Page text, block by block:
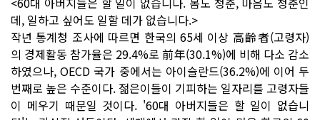
데, 일하고 싶어도 일할 데가 없습니다.>
작년 통계청 조사에 따르면 한국의 65세 이상 高齡者(고령자)
의 경제활동 참가율은 29.4%로 前年(30.1%)에 비해 다소 감소
하였으나, OECD 국가 중에서는 아이슬란드(36.2%)에 이어 두
번째로 높은 수준이다. 젊은이들이 기피하는 일자리를 고령자들
이 메우기 때문일 것이다. '60대 아버지들은 할 일이 없습니